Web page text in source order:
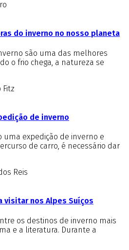
do inverno no nosso planeta
são uma das melhores
o frio chega, a natureza se
Fitz
de inverno
uma expedição de inverno e
de carro, é necessário dar
Reis
visitar nos Alpes Suíços
os destinos de inverno mais
e a literatura. Durante a